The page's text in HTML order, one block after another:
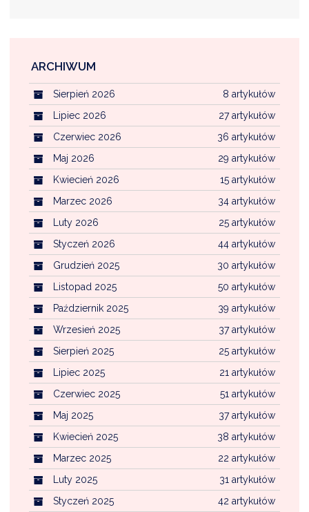
ARCHIWUM
8 artykułów
Sierpień 2026
27 artykułów
Lipiec 2026
36 artykułów
Czerwiec 2026
29 artykułów
Maj 2026
15 artykułów
Kwiecień 2026
34 artykułów
Marzec 2026
25 artykułów
Luty 2026
44 artykułów
Styczeń 2026
30 artykułów
Grudzień 2025
50 artykułów
Listopad 2025
39 artykułów
Październik 2025
37 artykułów
Wrzesień 2025
25 artykułów
Sierpień 2025
21 artykułów
Lipiec 2025
51 artykułów
Czerwiec 2025
37 artykułów
Maj 2025
38 artykułów
Kwiecień 2025
22 artykułów
Marzec 2025
31 artykułów
Luty 2025
42 artykułów
Styczeń 2025